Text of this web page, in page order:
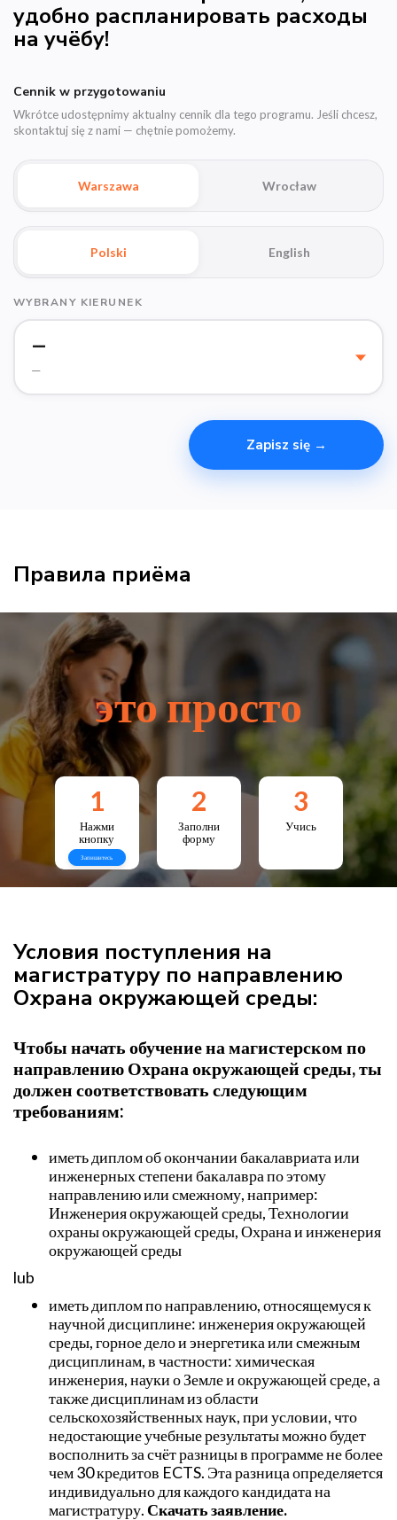
удобно распланировать расходы
на учёбу!
Cennik w przygotowaniu
Wkrótce udostępnimy aktualny cennik dla tego programu. Jeśli chcesz,
skontaktuj się z nami — chętnie pomożemy.
Warszawa Wrocław
Polski English
WYBRANY KIERUNEK
—
—
Zapisz się →
Правила приёма
это просто
1
Нажми
кнопку
Запишитесь
2
Заполни
форму
3
Учись
Условия поступления на
магистратуру по направлению
Охрана окружающей среды:
Чтобы начать обучение на магистерском по
направлению Охрана окружающей среды, ты
должен соответствовать следующим
требованиям:
иметь диплом об окончании бакалавриата или
инженерных степени бакалавра по этому
направлению или смежному, например:
Инженерия окружающей среды, Технологии
охраны окружающей среды, Охрана и инженерия
окружающей среды
lub
иметь диплом по направлению, относящемуся к
научной дисциплине: инженерия окружающей
среды, горное дело и энергетика или смежным
дисциплинам, в частности: химическая
инженерия, науки о Земле и окружающей среде, а
также дисциплинам из области
сельскохозяйственных наук, при условии, что
недостающие учебные результаты можно будет
восполнить за счёт разницы в программе не более
чем 30 кредитов ECTS. Эта разница определяется
индивидуально для каждого кандидата на
магистратуру.Скачать заявление.